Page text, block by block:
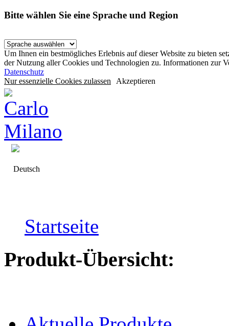
Bitte wählen Sie eine Sprache und Region
Um Ihnen ein bestmögliches Erlebnis auf dieser Website zu bieten
der Nutzung aller Cookies und Technologien zu. Informationen zur
Datenschutz
Nur essenzielle Cookies zulassen Akzeptieren
Deutsch
Startseite
Produkt-Übersicht: